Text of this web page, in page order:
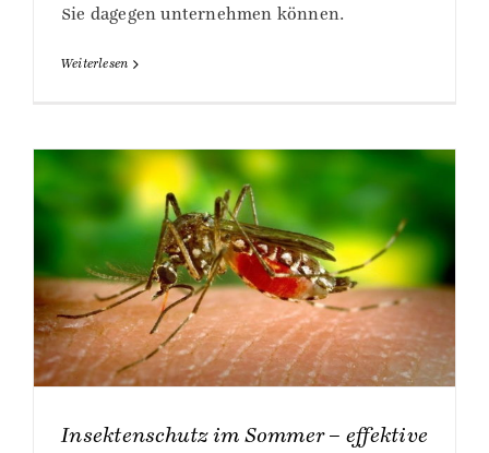
Sie dagegen unternehmen können.
Weiterlesen
Insektenschutz im Sommer – effektive